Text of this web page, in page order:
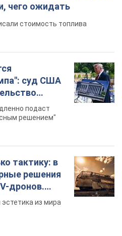
чего ожидать
стоимость топлива
суд США
400 млн
подаст
решением"
тактику: в
решения
дронов.
из мира